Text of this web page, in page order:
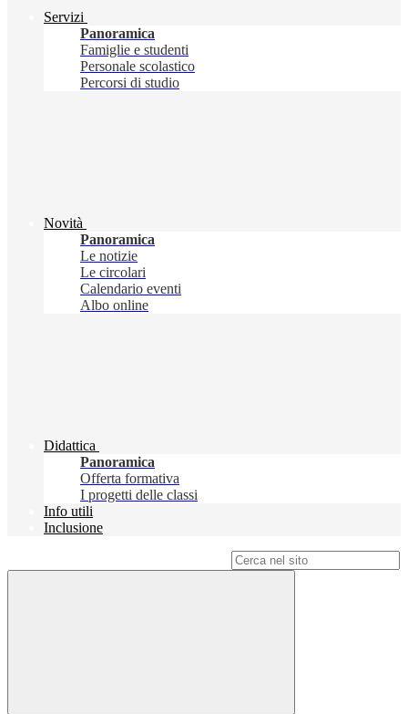
Servizi
Panoramica
Famiglie e studenti
Personale scolastico
Percorsi di studio
Novità
Panoramica
Le notizie
Le circolari
Calendario eventi
Albo online
Didattica
Panoramica
Offerta formativa
I progetti delle classi
Info utili
Inclusione